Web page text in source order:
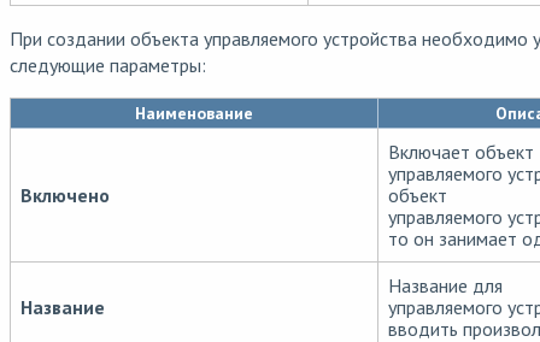
При создании объекта управляемого устройства необходимо
следующие параметры:
Наименование
Включено
Включает объект
управляемого
объект
управляемого
то он занимает
Название
Название для
управляемого
вводить